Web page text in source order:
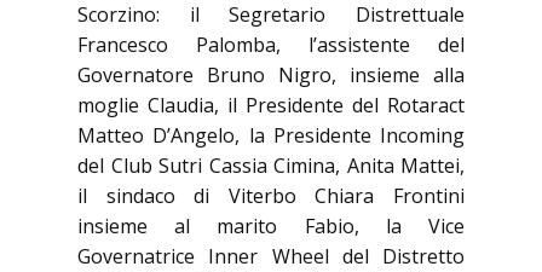
Scorzino: il Segretario Distrettuale
Francesco Palomba, l’assistente del
Governatore Bruno Nigro, insieme alla
moglie Claudia, il Presidente del Rotaract
Matteo D’Angelo, la Presidente Incoming
del Club Sutri Cassia Cimina, Anita Mattei,
il sindaco di Viterbo Chiara Frontini
insieme al marito Fabio, la Vice
Governatrice Inner Wheel del Distretto